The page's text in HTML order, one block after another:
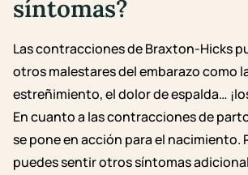
síntomas?
Las contracciones de Braxton-Hicks
otros malestares del embarazo como
estreñimiento, el dolor de espalda…
En cuanto a las contracciones de
se pone en acción para el nacimiento.
puedes sentir otros síntomas